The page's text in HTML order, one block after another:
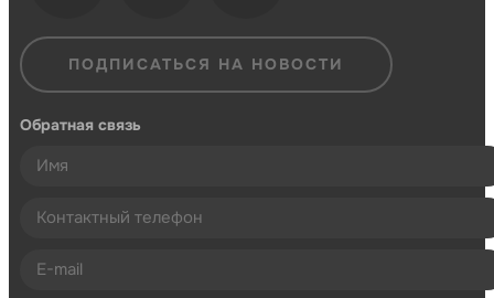
ПОДПИСАТЬСЯ НА НОВОСТИ
Обратная связь